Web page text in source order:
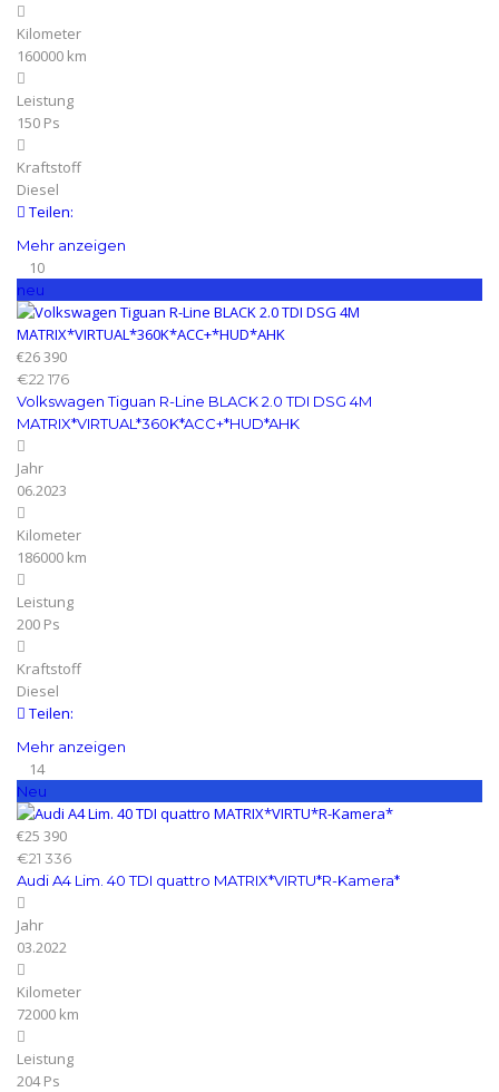
Kilometer
160000 km
Leistung
150 Ps
Kraftstoff
Diesel
Teilen:
Mehr anzeigen
10
neu
€26 390
€22 176
Volkswagen Tiguan R-Line BLACK 2.0 TDI DSG 4M
MATRIX*VIRTUAL*360K*ACC+*HUD*AHK
Jahr
06.2023
Kilometer
186000 km
Leistung
200 Ps
Kraftstoff
Diesel
Teilen:
Mehr anzeigen
14
Neu
€25 390
€21 336
Audi A4 Lim. 40 TDI quattro MATRIX*VIRTU*R-Kamera*
Jahr
03.2022
Kilometer
72000 km
Leistung
204 Ps